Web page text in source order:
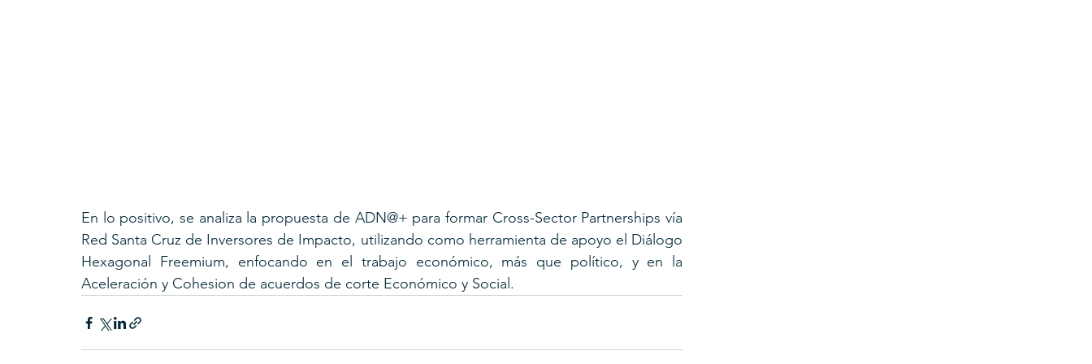
En lo positivo, se analiza la propuesta de ADN@+ para formar Cross-Sector Partnerships vía
Red Santa Cruz de Inversores de Impacto, utilizando como herramienta de apoyo el Diálogo
Hexagonal Freemium, enfocando en el trabajo económico, más que político, y en la
Aceleración y Cohesion de acuerdos de corte Económico y Social.